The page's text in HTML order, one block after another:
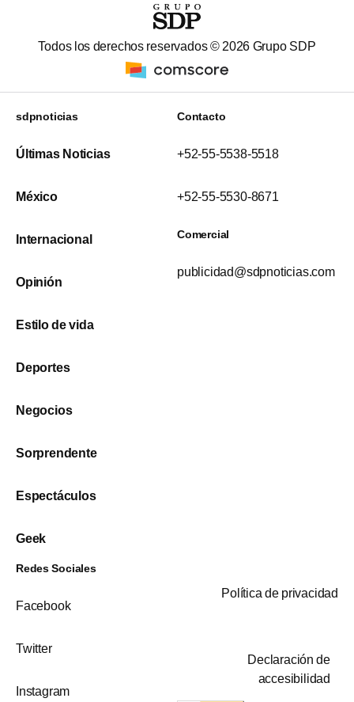
Todos los derechos reservados © 2026 Grupo SDP
sdpnoticias
Últimas Noticias
México
Internacional
Opinión
Estilo de vida
Deportes
Negocios
Sorprendente
Espectáculos
Geek
Contacto
+52-55-5538-5518
+52-55-5530-8671
Comercial
publicidad@sdpnoticias.com
Redes Sociales
Facebook
Twitter
Instagram
Política de privacidad
Declaración de
accesibilidad